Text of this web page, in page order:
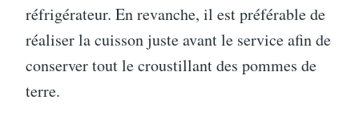
réfrigérateur. En revanche, il est préférable de
réaliser la cuisson juste avant le service afin de
conserver tout le croustillant des pommes de
terre.